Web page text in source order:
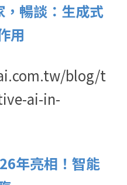
暢談：生成式
用
blog/t
ai-in-
年亮相！智能